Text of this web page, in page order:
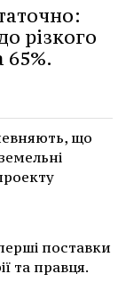
різкого
65%.
що
поставки
та правця.